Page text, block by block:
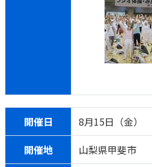
開催日
8月15日（金）
開催地
山梨県甲斐市